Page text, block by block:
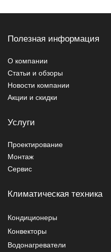
Полезная информация
О компании
Статьи и обзоры
Новости компании
Акции и скидки
Услуги
Проектирование
Монтаж
Сервис
Климатическая техника
Кондиционеры
Конвекторы
Водонагреватели